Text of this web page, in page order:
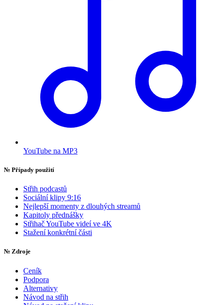
YouTube na MP3
№ Případy použití
Střih podcastů
Sociální klipy 9:16
Nejlepší momenty z dlouhých streamů
Kapitoly přednášky
Střihač YouTube videí ve 4K
Stažení konkrétní části
№ Zdroje
Ceník
Podpora
Alternativy
Návod na střih